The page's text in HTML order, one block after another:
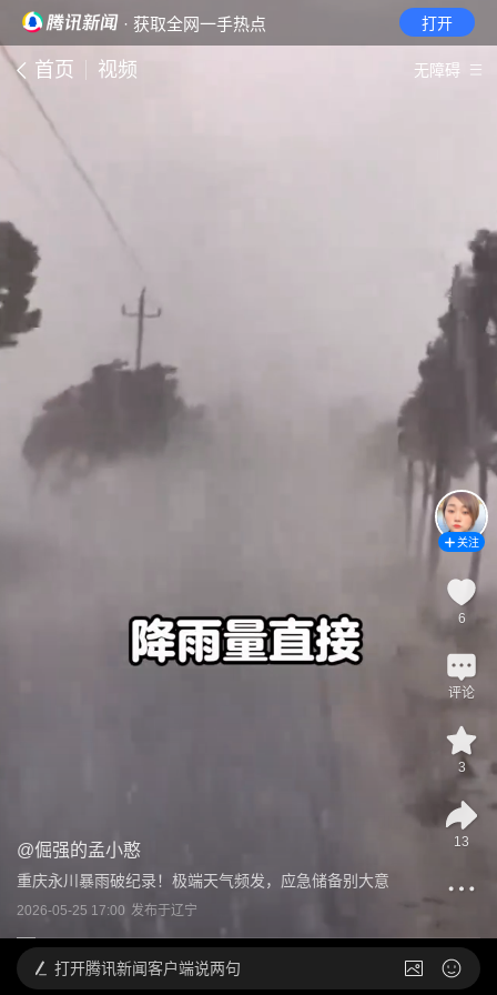
· 获取全网一手热点 打开
首页 视频 无障碍
@倔强的孟小憨
重庆永川暴雨破纪录！极端天气频发，应急储备别大意
2026-05-25 17:00 发布于辽宁
关注
6
评论
3
13
打开腾讯新闻客户端说两句